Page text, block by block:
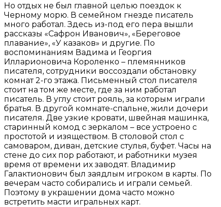
Но отдых не был главной целью поездок к
Черному морю. В семейном гнезде писатель
много работал. Здесь из-под его пера вышли
рассказы «Сафрон Иванович», «Береговое
плавание», «У казаков» и другие. По
воспоминаниям Вадима и Георгия
Илларионовича Короленко – племянников
писателя, сотрудники воссоздали обстановку
комнат 2-го этажа. Письменный стол писателя
стоит на том же месте, где за ним работал
писатель. В углу стоит рояль, за которым играли
братья. В другой комнате-спальне, жили дочери
писателя. Две узкие кровати, швейная машинка,
старинный комод с зеркалом – все устроено с
простотой и изяществом. В столовой стол с
самоваром, диван, детские стулья, буфет. Часы на
стене до сих пор работают, и работники музея
время от времени их заводят. Владимир
Галактионович был заядлым игроком в карты. По
вечерам часто собирались и играли семьей.
Поэтому в украшении дома часто можно
встретить масти игральных карт.